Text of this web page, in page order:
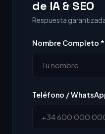
de IA & SEO
Respuesta
Nombre Completo *
Teléfono /